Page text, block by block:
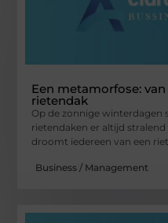
Een metamorfose:
rietendak
Op de zonnige winterdagen
rietendaken er altijd
droomt iedereen van een
Business / Management